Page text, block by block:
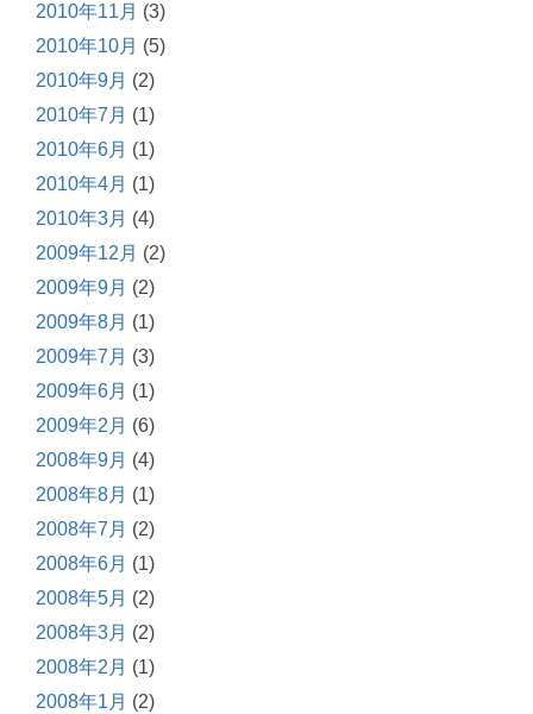
2010年11月 (3)
2010年10月 (5)
2010年9月 (2)
2010年7月 (1)
2010年6月 (1)
2010年4月 (1)
2010年3月 (4)
2009年12月 (2)
2009年9月 (2)
2009年8月 (1)
2009年7月 (3)
2009年6月 (1)
2009年2月 (6)
2008年9月 (4)
2008年8月 (1)
2008年7月 (2)
2008年6月 (1)
2008年5月 (2)
2008年3月 (2)
2008年2月 (1)
2008年1月 (2)